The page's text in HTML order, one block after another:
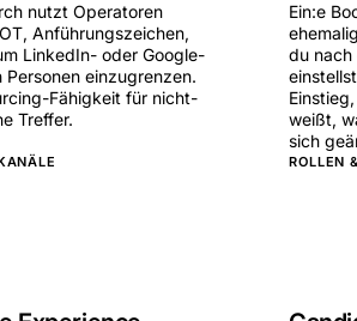
nutzt Operatoren
Anführungszeichen,
LinkedIn- oder Google-
Personen einzugrenzen.
Fähigkeit für nicht-
Treffer.
Ein:e
du nach
weißt,
sich
ROLLEN